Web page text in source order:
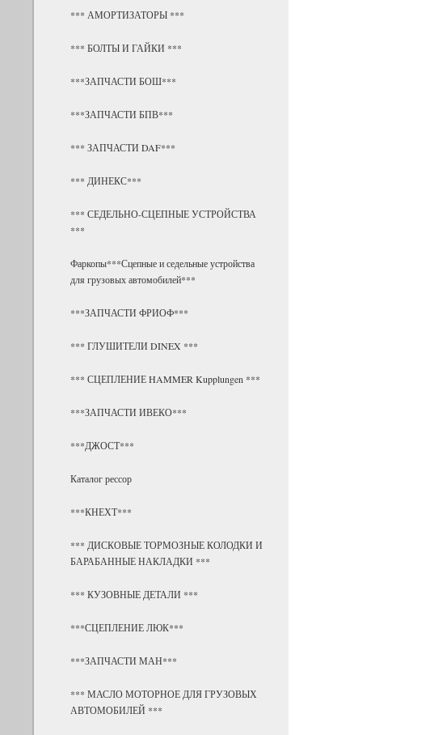
*** АМОРТИЗАТОРЫ ***
*** БОЛТЫ И ГАЙКИ ***
***ЗАПЧАСТИ БОШ***
***ЗАПЧАСТИ БПВ***
*** ЗАПЧАСТИ DAF***
*** ДИНЕКС***
*** СЕДЕЛЬНО-СЦЕПНЫЕ УСТРОЙСТВА
***
Фаркопы***Сцепные и седельные устройства
для грузовых автомобилей***
***ЗАПЧАСТИ ФРИОФ***
*** ГЛУШИТЕЛИ DINEX ***
*** СЦЕПЛЕНИЕ HAMMER Kupplungen ***
***ЗАПЧАСТИ ИВЕКО***
***ДЖОСТ***
Каталог рессор
***КНЕХТ***
*** ДИСКОВЫЕ ТОРМОЗНЫЕ КОЛОДКИ И
БАРАБАННЫЕ НАКЛАДКИ ***
*** КУЗОВНЫЕ ДЕТАЛИ ***
***СЦЕПЛЕНИЕ ЛЮК***
***ЗАПЧАСТИ МАН***
*** МАСЛО МОТОРНОЕ ДЛЯ ГРУЗОВЫХ
АВТОМОБИЛЕЙ ***